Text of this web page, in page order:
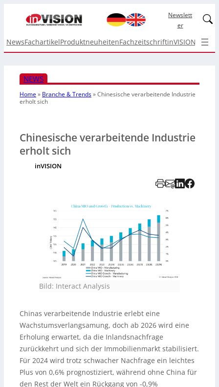
Newslett
er
NewsFachartikelProduktneuheitenFachzeitschriftinVISION Top
NEWS
Home» Branche & Trends»Chinesische verarbeitende Industrie
erholt sich
Chinesische verarbeitende Industrie
erholt sich
inVISION
Bild: Interact Analysis
Chinas verarbeitende Industrie erlebt eine
Wachstumsverlangsamung, doch ab 2026 wird eine
Erholung erwartet, da die Inlandsnachfrage
zurückkehrt und sich der Immobilienmarkt stabilisiert.
Für 2024 wird trotz schwacher Nachfrage ein leichtes
Plus von 0,6% prognostiziert, während ohne China für
den Rest der Welt ein Rückgang von -0,9%